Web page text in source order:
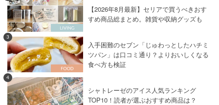
【2026年8月最新】セリアで買うべきおす
すめ商品総まとめ。雑貨や収納グッズも
3
入手困難のセブン「じゅわっとしたハチミ
ツパン」は口コミ通り？よりおいしくなる
食べ方も検証
4
シャトレーゼのアイス人気ランキング
TOP10！読者が選ぶおすすめ商品は？